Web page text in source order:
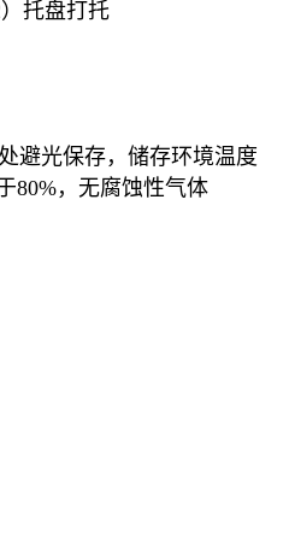
）托盘打托
避光保存，储存环境温度
80%，无腐蚀性气体